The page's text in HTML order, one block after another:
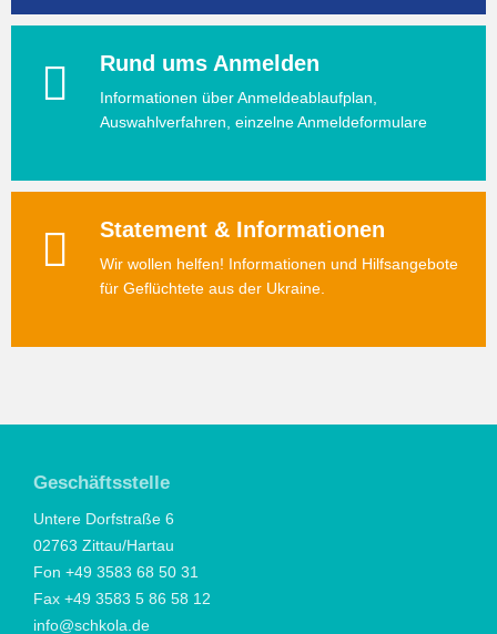
Rund ums Anmelden
Informationen über Anmeldeablaufplan,
Auswahlverfahren, einzelne Anmeldeformulare
Statement & Informationen
Wir wollen helfen! Informationen und Hilfsangebote
für Geflüchtete aus der Ukraine.
Geschäftsstelle
Untere Dorfstraße 6
02763 Zittau/Hartau
Fon +49 3583 68 50 31
Fax +49 3583 5 86 58 12
info@schkola.de